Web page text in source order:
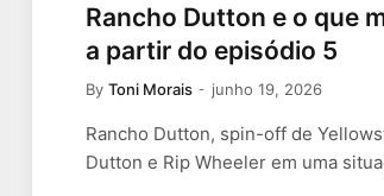
Rancho Dutton e o que
a partir do episódio 5
By Toni Morais junho 19, 2026
Rancho Dutton, spin-off de
Dutton e Rip Wheeler em uma